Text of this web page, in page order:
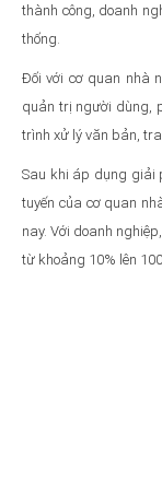
thành công, doanh
thống.
Đối với cơ quan nhà
quản trị người dùng,
trình xử lý văn bản,
Sau khi áp dụng giải
tuyến của cơ quan
nay. Với doanh
từ khoảng 10% lên